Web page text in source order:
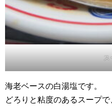
ス
海老ベースの白湯塩です。
どろりと粘度のあるスープ